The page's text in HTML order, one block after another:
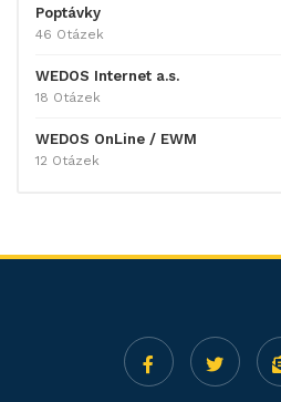
Poptávky
46 Otázek
WEDOS Internet a.s.
18 Otázek
WEDOS OnLine / EWM
12 Otázek